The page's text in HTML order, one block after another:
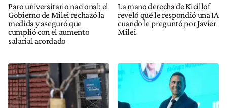
Paro universitario nacional: el
Gobierno de Milei rechazó la
medida y aseguró que
cumplió con el aumento
salarial acordado
La mano derecha de Kicillof
reveló qué le respondió una IA
cuando le preguntó por Javier
Milei